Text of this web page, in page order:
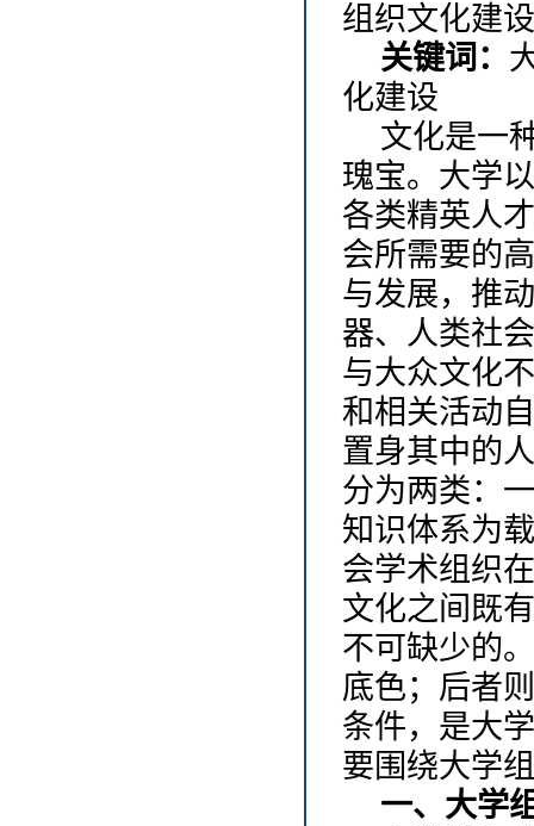
组织文化建
关键词：
化建设
文化是一
瑰宝。大学
各类精英人
会所需要的
与发展，推
器、人类社
与大众文化
和相关活动
置身其中的
分为两类：
知识体系为
会学术组织
文化之间既
不可缺少的
底色；后者
条件，是大
要围绕大学
一、大学